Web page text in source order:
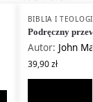
BIBLIA I
Podręczny
Autor: John
39,90zł